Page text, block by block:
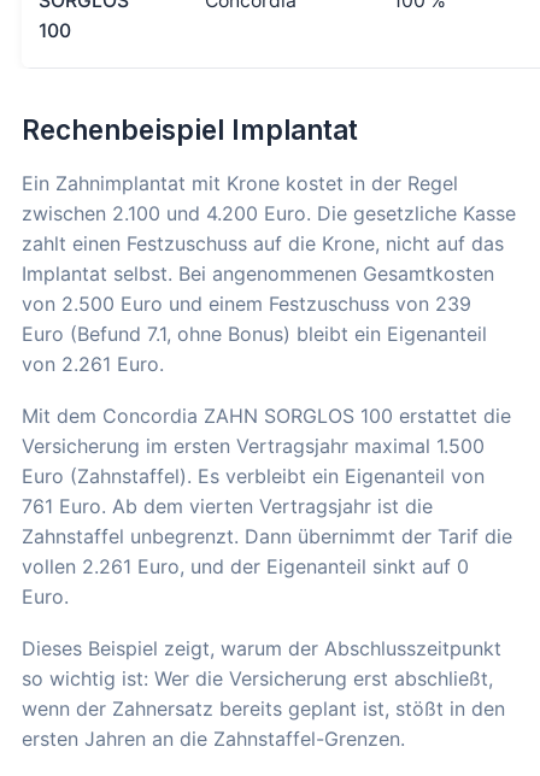
100
Rechenbeispiel Implantat
Ein Zahnimplantat mit Krone kostet in der Regel
zwischen 2.100 und 4.200 Euro. Die gesetzliche Kasse
zahlt einen Festzuschuss auf die Krone, nicht auf das
Implantat selbst. Bei angenommenen Gesamtkosten
von 2.500 Euro und einem Festzuschuss von 239
Euro (Befund 7.1, ohne Bonus) bleibt ein Eigenanteil
von 2.261 Euro.
Mit dem Concordia ZAHN SORGLOS 100 erstattet die
Versicherung im ersten Vertragsjahr maximal 1.500
Euro (Zahnstaffel). Es verbleibt ein Eigenanteil von
761 Euro. Ab dem vierten Vertragsjahr ist die
Zahnstaffel unbegrenzt. Dann übernimmt der Tarif die
vollen 2.261 Euro, und der Eigenanteil sinkt auf 0
Euro.
Dieses Beispiel zeigt, warum der Abschlusszeitpunkt
so wichtig ist: Wer die Versicherung erst abschließt,
wenn der Zahnersatz bereits geplant ist, stößt in den
ersten Jahren an die Zahnstaffel-Grenzen.